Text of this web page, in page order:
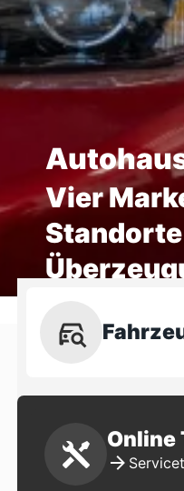
Vier
Online